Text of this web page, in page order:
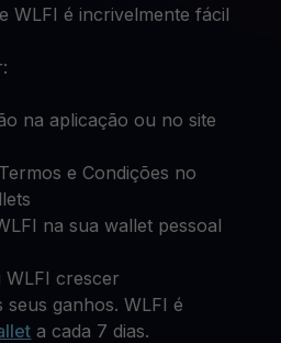
WLFI é incrivelmente fácil
na aplicação ou no site
e Condições no
na sua wallet pessoal
WLFI crescer
seus ganhos. WLFI é
a cada 7 dias.